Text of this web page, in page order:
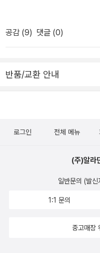
로 빠져든다. 매 장면마다 올
림 위에 샘 윈스턴의 환상적인
에게 책 읽기의 즐거움과 매
에 익숙해진 요즘, 책의 행간
하는 경험도 값지다. 장면 하
감상하다보면 문학과 예술
공감 (9) 댓글 (0)
반품/교환 안내
로그인 전체 메뉴
(주)알라
일반문의 (발신
1:1 문의
중고매장